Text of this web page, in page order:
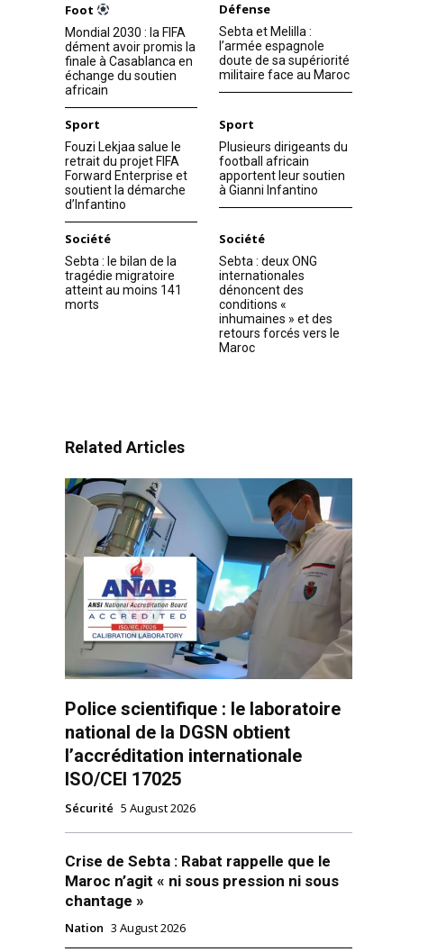
Foot
Mondial 2030 : la FIFA
dément avoir promis la
finale à Casablanca en
échange du soutien
africain
Défense
Sebta et Melilla :
l’armée espagnole
doute de sa supériorité
militaire face au Maroc
Sport
Fouzi Lekjaa salue le
retrait du projet FIFA
Forward Enterprise et
soutient la démarche
d’Infantino
Sport
Plusieurs dirigeants du
football africain
apportent leur soutien
à Gianni Infantino
Société
Sebta : le bilan de la
tragédie migratoire
atteint au moins 141
morts
Société
Sebta : deux ONG
internationales
dénoncent des
conditions «
inhumaines » et des
retours forcés vers le
Maroc
Related Articles
Police scientifique : le laboratoire
national de la DGSN obtient
l’accréditation internationale
ISO/CEI 17025
Sécurité 5 August 2026
Crise de Sebta : Rabat rappelle que le
Maroc n’agit « ni sous pression ni sous
chantage »
Nation 3 August 2026